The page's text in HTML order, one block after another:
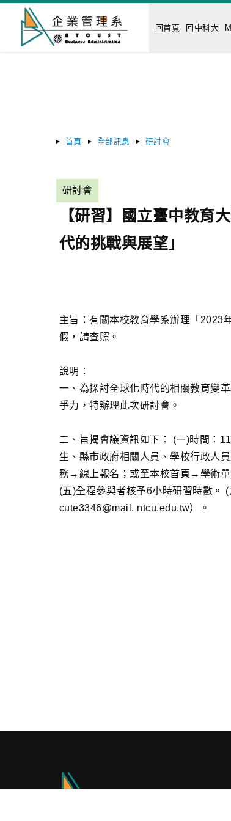
回首頁 回中科大
首頁 全部訊息 研討會
研討會
【研習】國立臺中教育
代的挑戰與展望」
主旨：有關本校教育學系辦理「2023
假，請查照。
說明：
一、為探討全球化時代的相關教育變
爭力，特辦理此次研討會。
二、旨揭會議資訊如下： (一)時間：
生、縣市政府相關人員、學校行政人
務→線上報名；或至本校首頁→學術
(五)全程參與者核予6小時研習時數。
cute3346@mail. ntcu.edu.tw）。